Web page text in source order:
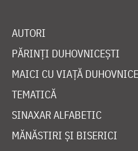
AUTORI
PĂRINȚI DUHOVNICEȘTI
MAICI CU VIAȚĂ
TEMATICĂ
SINAXAR ALFABETIC
MĂNĂSTIRI ȘI BISERICI